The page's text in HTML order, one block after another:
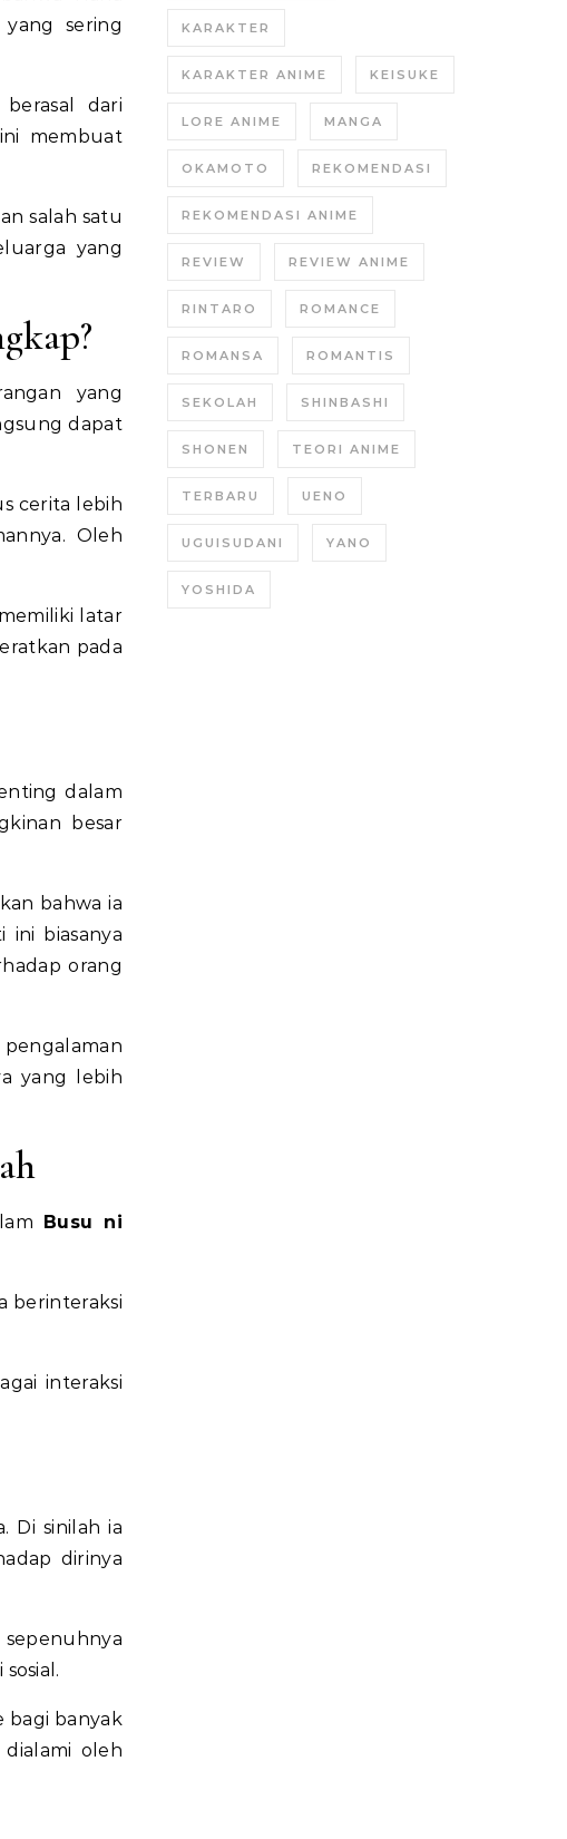
sering
dari
membuat
salah satu
yang
yang
dapat
cerita lebih
Oleh
latar
pada
dalam
besar
bahwa ia
ini biasanya
orang
yang lebih
Busu ni
berinteraksi
interaksi
Di sinilah ia
dirinya
bagi banyak
oleh
KARAKTER
KARAKTER ANIME KEISUKE
LORE ANIME MANGA
OKAMOTO REKOMENDASI
REKOMENDASI ANIME
REVIEW REVIEW ANIME
RINTARO ROMANCE
ROMANSA ROMANTIS
SEKOLAH SHINBASHI
SHONEN TEORI ANIME
TERBARU UENO
UGUISUDANI YANO
YOSHIDA